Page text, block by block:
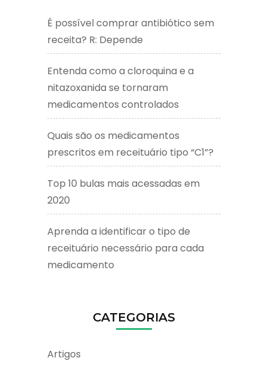
É possível comprar antibiótico sem
receita? R: Depende
Entenda como a cloroquina e a
nitazoxanida se tornaram
medicamentos controlados
Quais são os medicamentos
prescritos em receituário tipo “C1”?
Top 10 bulas mais acessadas em
2020
Aprenda a identificar o tipo de
receituário necessário para cada
medicamento
CATEGORIAS
Artigos